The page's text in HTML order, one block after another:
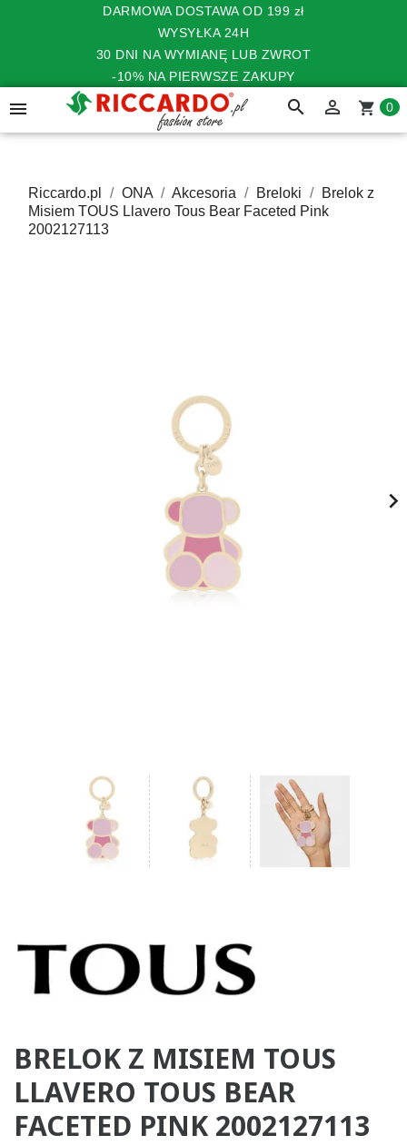
DARMOWA DOSTAWA OD 199 zł
WYSYŁKA 24H
30 DNI NA WYMIANĘ LUB ZWROT
-10% NA PIERWSZE ZAKUPY
 search  shopping_cart 0
Riccardo.pl ONA Akcesoria Breloki
Brelok z
Misiem TOUS Llavero Tous Bear Faceted Pink
2002127113

BRELOK Z MISIEM TOUS
LLAVERO TOUS BEAR
FACETED PINK 2002127113